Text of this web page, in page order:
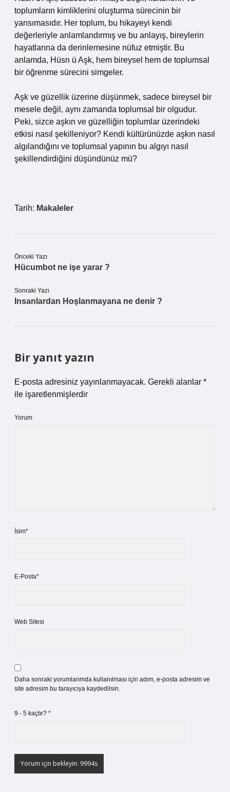
toplumların kimliklerini oluşturma sürecinin bir
yansımasıdır. Her toplum, bu hikayeyi kendi
değerleriyle anlamlandırmış ve bu anlayış, bireylerin
hayatlarına da derinlemesine nüfuz etmiştir. Bu
anlamda, Hüsn ü Aşk, hem bireysel hem de toplumsal
bir öğrenme sürecini simgeler.
Aşk ve güzellik üzerine düşünmek, sadece bireysel bir
mesele değil, aynı zamanda toplumsal bir olgudur.
Peki, sizce aşkın ve güzelliğin toplumlar üzerindeki
etkisi nasıl şekilleniyor? Kendi kültürünüzde aşkın nasıl
algılandığını ve toplumsal yapının bu algıyı nasıl
şekillendirdiğini düşündünüz mü?
Tarih: Makaleler
Önceki Yazı
Hücumbot ne işe yarar ?
Sonraki Yazı
Insanlardan Hoşlanmayana ne denir ?
Bir yanıt yazın
E-posta adresiniz yayınlanmayacak. Gerekli alanlar *
ile işaretlenmişlerdir
Yorum
İsim*
E-Posta*
Web Sitesi
Daha sonraki yorumlarımda kullanılması için adım, e-posta adresim ve
site adresim bu tarayıcıya kaydedilsin.
9 - 5 kaçtır? *